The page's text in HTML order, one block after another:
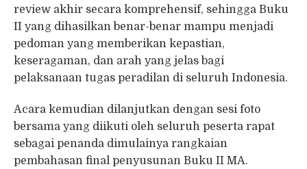
review akhir secara komprehensif, sehingga Buku
II yang dihasilkan benar-benar mampu menjadi
pedoman yang memberikan kepastian,
keseragaman, dan arah yang jelas bagi
pelaksanaan tugas peradilan di seluruh Indonesia.
Acara kemudian dilanjutkan dengan sesi foto
bersama yang diikuti oleh seluruh peserta rapat
sebagai penanda dimulainya rangkaian
pembahasan final penyusunan Buku II MA.